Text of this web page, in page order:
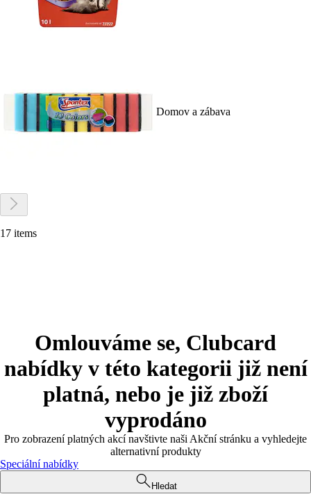
Domov a zábava
17 items
Omlouváme se, Clubcard
nabídky v této kategorii již není
platná, nebo je již zboží
vyprodáno
Pro zobrazení platných akcí navštivte naši Akční stránku a vyhledejte
alternativní produkty
Speciální nabídky
Hledat